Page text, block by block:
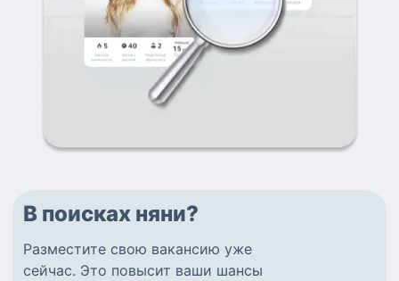
В поисках няни?
Разместите свою вакансию уже
сейчас. Это повысит ваши шансы